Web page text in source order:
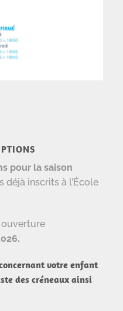
pour la saison
inscrits à l’École
ouverture
votre enfant
des créneaux ainsi